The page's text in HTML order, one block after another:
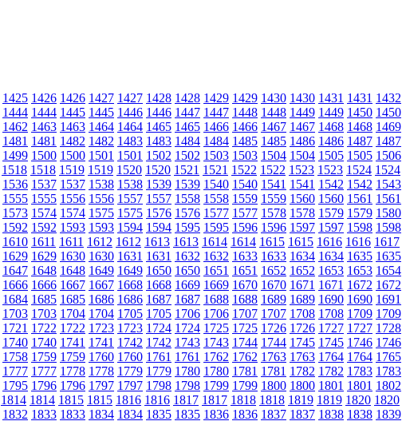
1425 1426 1426 1427 1427 1428 1428 1429 1429 1430 1430 1431 1431 1432
1444 1444 1445 1445 1446 1446 1447 1447 1448 1448 1449 1449 1450 1450
1462 1463 1463 1464 1464 1465 1465 1466 1466 1467 1467 1468 1468 1469
1481 1481 1482 1482 1483 1483 1484 1484 1485 1485 1486 1486 1487 1487
1499 1500 1500 1501 1501 1502 1502 1503 1503 1504 1504 1505 1505 1506
1518 1518 1519 1519 1520 1520 1521 1521 1522 1522 1523 1523 1524 1524
1536 1537 1537 1538 1538 1539 1539 1540 1540 1541 1541 1542 1542 1543
1555 1555 1556 1556 1557 1557 1558 1558 1559 1559 1560 1560 1561 1561
1573 1574 1574 1575 1575 1576 1576 1577 1577 1578 1578 1579 1579 1580
1592 1592 1593 1593 1594 1594 1595 1595 1596 1596 1597 1597 1598 1598
1610 1611 1611 1612 1612 1613 1613 1614 1614 1615 1615 1616 1616 1617
1629 1629 1630 1630 1631 1631 1632 1632 1633 1633 1634 1634 1635 1635
1647 1648 1648 1649 1649 1650 1650 1651 1651 1652 1652 1653 1653 1654
1666 1666 1667 1667 1668 1668 1669 1669 1670 1670 1671 1671 1672 1672
1684 1685 1685 1686 1686 1687 1687 1688 1688 1689 1689 1690 1690 1691
1703 1703 1704 1704 1705 1705 1706 1706 1707 1707 1708 1708 1709 1709
1721 1722 1722 1723 1723 1724 1724 1725 1725 1726 1726 1727 1727 1728
1740 1740 1741 1741 1742 1742 1743 1743 1744 1744 1745 1745 1746 1746
1758 1759 1759 1760 1760 1761 1761 1762 1762 1763 1763 1764 1764 1765
1777 1777 1778 1778 1779 1779 1780 1780 1781 1781 1782 1782 1783 1783
1795 1796 1796 1797 1797 1798 1798 1799 1799 1800 1800 1801 1801 1802
1814 1814 1815 1815 1816 1816 1817 1817 1818 1818 1819 1819 1820 1820
1832 1833 1833 1834 1834 1835 1835 1836 1836 1837 1837 1838 1838 1839